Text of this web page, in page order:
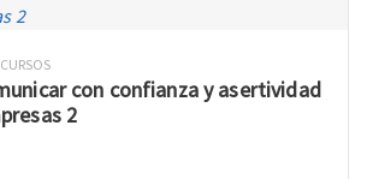
con confianza y asertividad
2